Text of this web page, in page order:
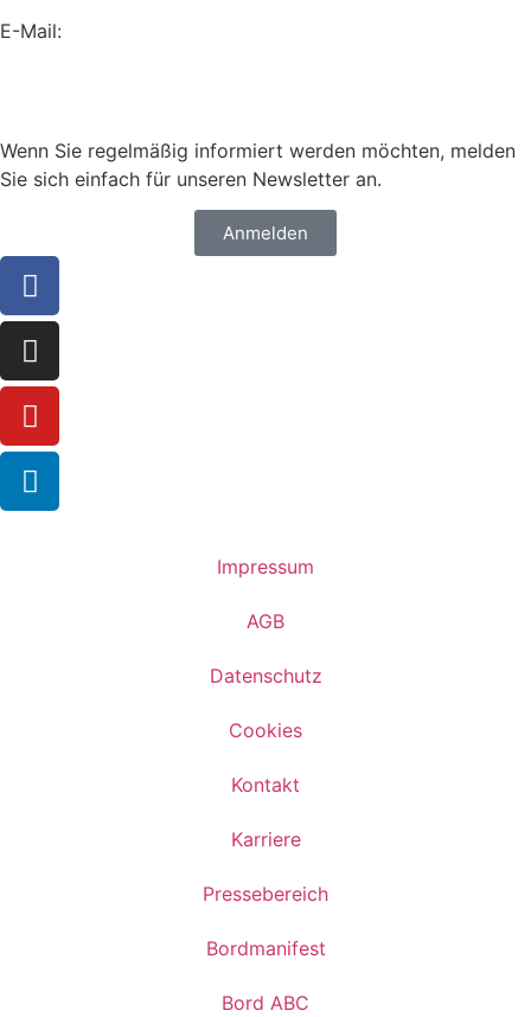
E-Mail:
Wenn Sie regelmäßig informiert werden möchten, melden
Sie sich einfach für unseren Newsletter an.
Anmelden
Impressum
AGB
Datenschutz
Cookies
Kontakt
Karriere
Pressebereich
Bordmanifest
Bord ABC